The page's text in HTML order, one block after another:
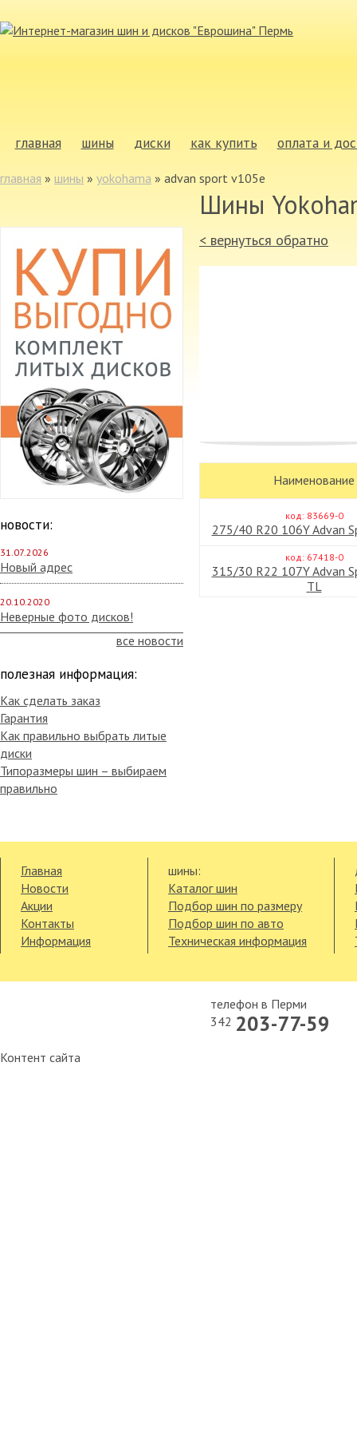
главная шины диски как купить оплата и
главная » шины » yokohama » advan sport v105e
новости:
31.07.2026
Новый адрес
20.10.2020
Неверные фото дисков!
все новости
полезная информация:
Как сделать заказ
Гарантия
Как правильно выбрать литые
диски
Типоразмеры шин – выбираем
правильно
Шины
< вернуться обратно
апельсинов. Данный
между всеми
Шина отличается по-
водителя. Значительная
специальный сетчатый
компонент обеспечивает
образом, чтобы
и сцеплением без
Наименование
код: 83669-0
275/40 R20 106Y Advan
код: 67418-0
315/30 R22 107Y Advan
TL
Главная
Новости
Акции
Контакты
Информация
шины:
Каталог шин
Подбор шин по размеру
Подбор шин по авто
Техническая информация
телефон в Перми
342 203-77-59
Контент сайта